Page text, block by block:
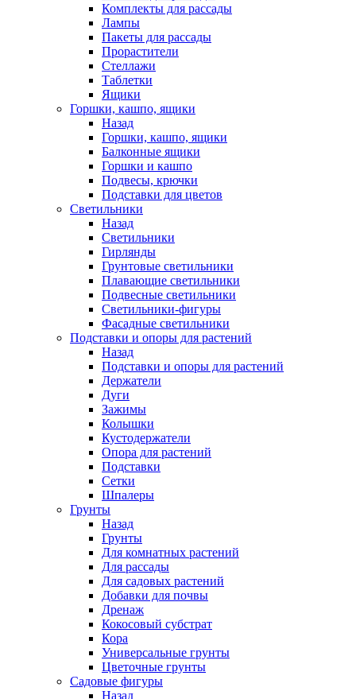
Комплекты для рассады
Лампы
Пакеты для рассады
Прорастители
Стеллажи
Таблетки
Ящики
Горшки, кашпо, ящики
Назад
Горшки, кашпо, ящики
Балконные ящики
Горшки и кашпо
Подвесы, крючки
Подставки для цветов
Светильники
Назад
Светильники
Гирлянды
Грунтовые светильники
Плавающие светильники
Подвесные светильники
Светильники-фигуры
Фасадные светильники
Подставки и опоры для растений
Назад
Подставки и опоры для растений
Держатели
Дуги
Зажимы
Колышки
Кустодержатели
Опора для растений
Подставки
Сетки
Шпалеры
Грунты
Назад
Грунты
Для комнатных растений
Для рассады
Для садовых растений
Добавки для почвы
Дренаж
Кокосовый субстрат
Кора
Универсальные грунты
Цветочные грунты
Садовые фигуры
Назад